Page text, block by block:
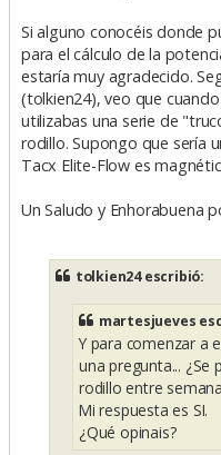
Si alguno conocéis donde
para el cálculo de la
estaría muy agradecido.
(tolkien24), veo que
utilizabas una serie de
rodillo. Supongo que sería
Tacx Elite-Flow es
Un Saludo y Enhorabuena
tolkien24 escribió:
martesjueves
Y para comenzar a
una pregunta...
rodillo entre
Mi respuesta es SI.
¿Qué opinais?